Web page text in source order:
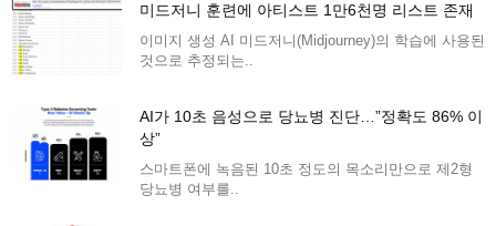
미드저니 훈련에 아티스트 1만6천명 리스트 존재
이미지 생성 AI 미드저니(Midjourney)의 학습에 사용된
것으로 추정되는..
AI가 10초 음성으로 당뇨병 진단…”정확도 86% 이
상”
스마트폰에 녹음된 10초 정도의 목소리만으로 제2형
당뇨병 여부를..